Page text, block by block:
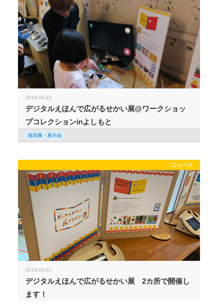
2019.04.23
デジタルえほんで広がるせかい展@ワークショッ
プコレクションinよしもと
巡回展・展示会
ニュース
2019.04.02
デジタルえほんで広がるせかい展 2カ所で開催し
ます！